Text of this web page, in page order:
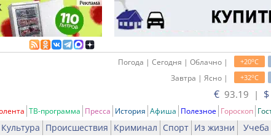
+20oC
Погода | Сегодня | Облачно |
+32oC
Завтра | Ясно |
€ 93.19 | $
ТВ-программа Пресса История Афиша Полезное Гороскоп
Культура Происшествия Криминал Спорт Из жизни Учеба